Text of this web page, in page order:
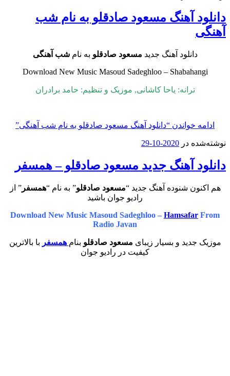
آهنگ مسعود صادقلو به نام شب
دانلود آهنگ جدیدمسعود صادقلوبه نامشب آهنگی
Download New Music Masoud Sadeghloo –
ترانه: یاحا کاشانی, موزیک و تنظیم: حامد برادران
خواندن“دانلود آهنگ مسعود صادقلو به نام شب آهنگی”
در 2020-10-29
آهنگ جدید مسعود صادقلو – همسفر
شنوده آهنگ جدید “مسعود صادقلو” به نام “همسفر ” از
رادیو جوان باشید
Download New Music Masoud Sadeghloo –Hamsafar
Radio Javan
و بسیار زیبایمسعود صادقلوبنامهمسفربا بالاترین
کیفیت در رادیو جوان